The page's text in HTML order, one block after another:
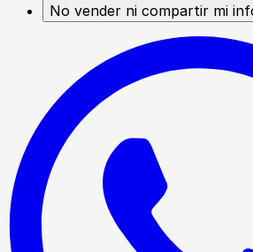
No vender ni compartir mi